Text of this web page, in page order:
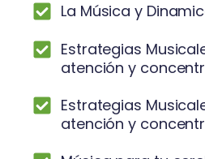
La Música y
Estrategias
atención y
Estrategias
atención y